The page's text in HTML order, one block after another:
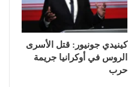
كينيدي جونيور: قتل الأسرى
الروس في أوكرانيا جريمة
حرب